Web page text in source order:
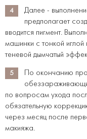
Далее -
предполагает
вводится пигмент.
машинки с тонкой иглой
теневой дымчатый
По окончанию
по вопросам ухода
обязательную
через месяц после
макияжа.